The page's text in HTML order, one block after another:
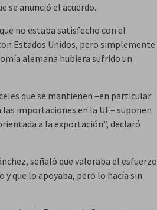
se anunció el acuerdo.
no estaba satisfecho con el
Estados Unidos, pero simplemente
alemana hubiera sufrido un
que se mantienen –en particular
importaciones en la UE– suponen
a la exportación”, declaró
señaló que valoraba el esfuerzo
y que lo apoyaba, pero lo hacíasin